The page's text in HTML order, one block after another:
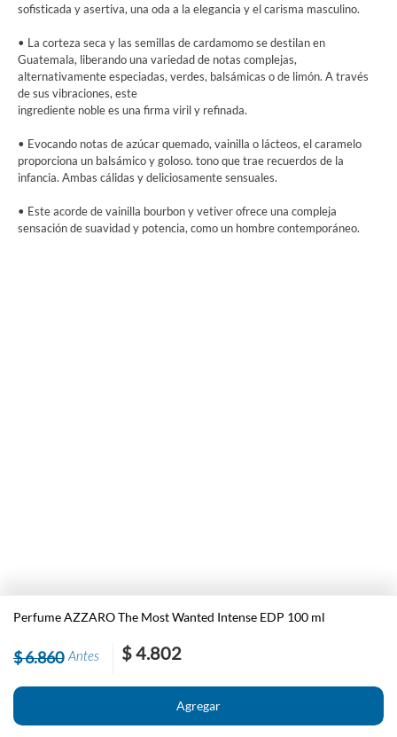
Perfume AZZARO The Most Wanted Intense EDP 100 ml
Antes
$ 6.860 $ 4.802
sofisticada y asertiva, una oda a la elegancia y el carisma masculino.
• La corteza seca y las semillas de cardamomo se destilan en
Guatemala, liberando una variedad de notas complejas,
alternativamente especiadas, verdes, balsámicas o de limón. A través
de sus vibraciones, este
ingrediente noble es una firma viril y refinada.
• Evocando notas de azúcar quemado, vainilla o lácteos, el caramelo
proporciona un balsámico y goloso. tono que trae recuerdos de la
infancia. Ambas cálidas y deliciosamente sensuales.
• Este acorde de vainilla bourbon y vetiver ofrece una compleja
sensación de suavidad y potencia, como un hombre contemporáneo.